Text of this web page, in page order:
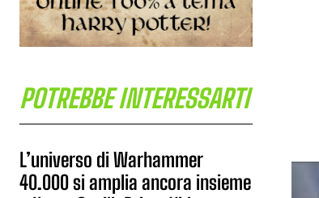
POTREBBE INTERESSARTI
L’universo di Warhammer
40.000 si amplia ancora insieme